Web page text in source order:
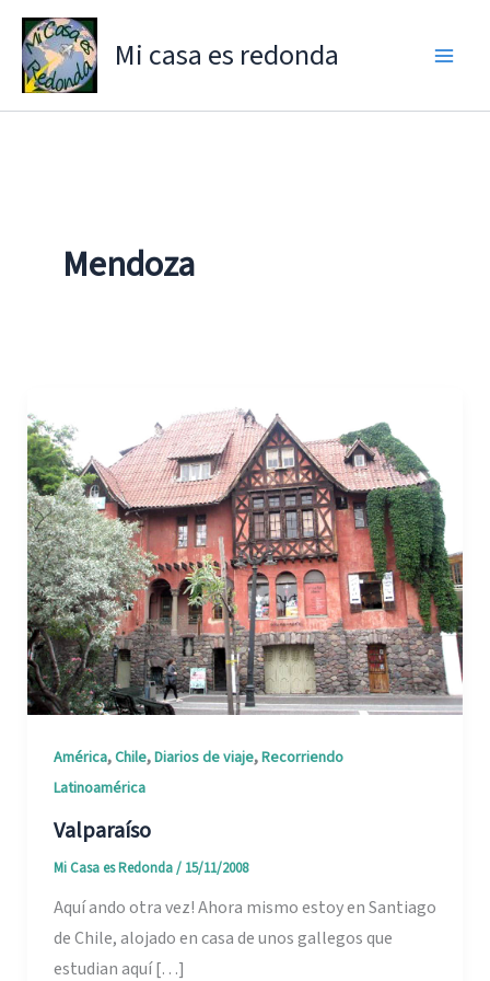
contenido
Mi casa es redonda
Mendoza
América,Chile,Diarios de viaje,Recorriendo
Latinoamérica
Valparaíso
Mi Casa es Redonda/ 15/11/2008
Aquí ando otra vez! Ahora mismo estoy en Santiago
de Chile, alojado en casa de unos gallegos que
estudian aquí […]